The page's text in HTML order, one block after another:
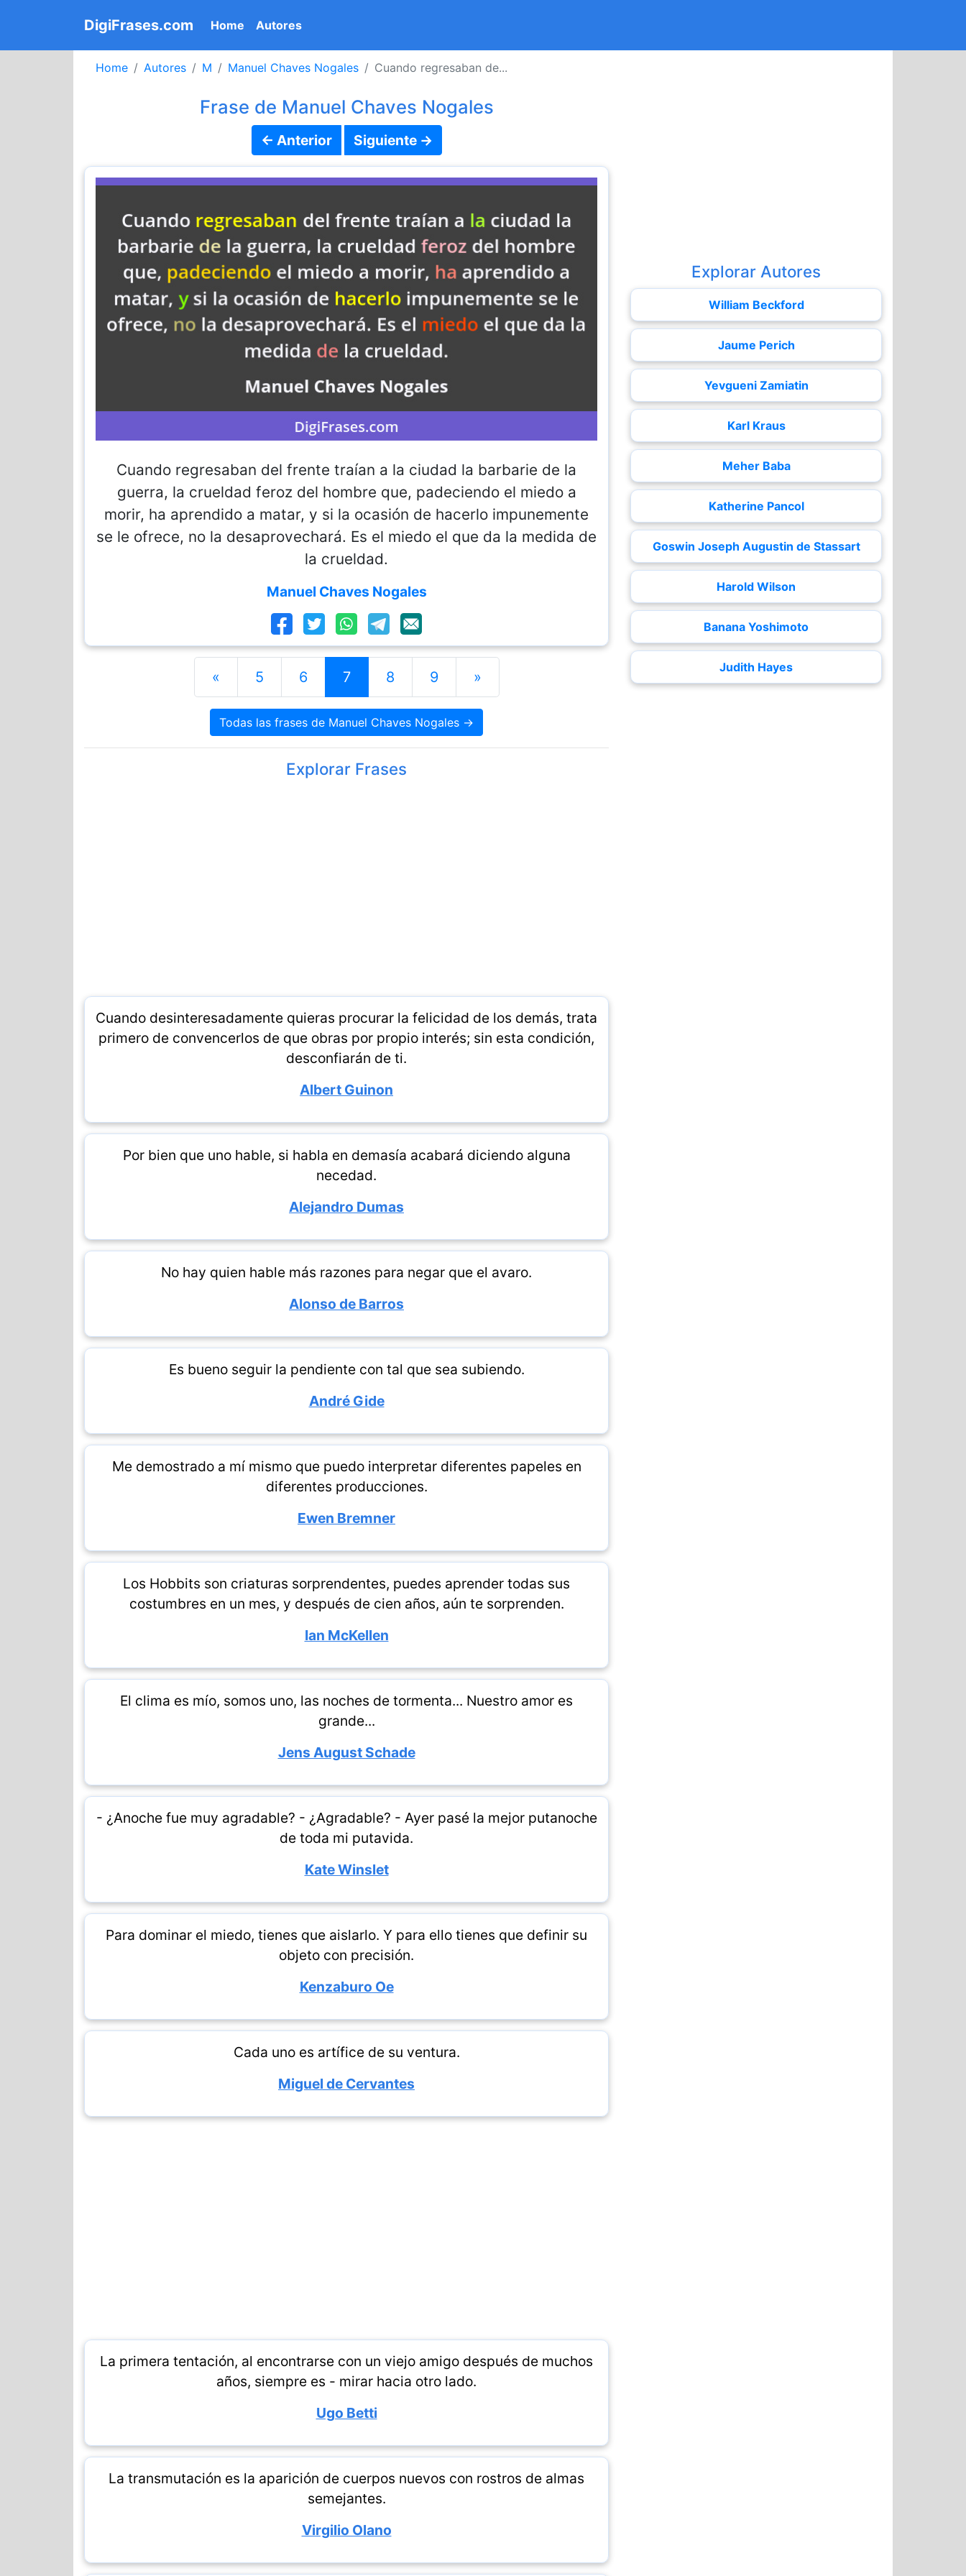
DigiFrases.com Home (current)
Autores
Home Autores M Manuel Chaves Nogales Cuando regresaban de...
Frase de Manuel Chaves Nogales
← Anterior Siguiente →
Cuando regresaban del frente traían a la ciudad la barbarie de la
guerra, la crueldad feroz del hombre que, padeciendo el miedo a
morir, ha aprendido a matar, y si la ocasión de hacerlo impunemente
se le ofrece, no la desaprovechará. Es el miedo el que da la medida de
la crueldad.
Manuel Chaves Nogales
« 5 6 7 8 9 »
Todas las frases de Manuel Chaves Nogales →
Explorar Frases
Cuando desinteresadamente quieras procurar la felicidad de los demás, trata
primero de convencerlos de que obras por propio interés; sin esta condición,
desconfiarán de ti.
Albert Guinon
Por bien que uno hable, si habla en demasía acabará diciendo alguna
necedad.
Alejandro Dumas
No hay quien hable más razones para negar que el avaro.
Alonso de Barros
Es bueno seguir la pendiente con tal que sea subiendo.
André Gide
Me demostrado a mí mismo que puedo interpretar diferentes papeles en
diferentes producciones.
Ewen Bremner
Los Hobbits son criaturas sorprendentes, puedes aprender todas sus
costumbres en un mes, y después de cien años, aún te sorprenden.
Ian McKellen
El clima es mío, somos uno, las noches de tormenta... Nuestro amor es
grande...
Jens August Schade
- ¿Anoche fue muy agradable? - ¿Agradable? - Ayer pasé la mejor putanoche
de toda mi putavida.
Kate Winslet
Para dominar el miedo, tienes que aislarlo. Y para ello tienes que definir su
objeto con precisión.
Kenzaburo Oe
Cada uno es artífice de su ventura.
Miguel de Cervantes
La primera tentación, al encontrarse con un viejo amigo después de muchos
años, siempre es - mirar hacia otro lado.
Ugo Betti
La transmutación es la aparición de cuerpos nuevos con rostros de almas
semejantes.
Virgilio Olano
Explorar Autores
William Beckford
Jaume Perich
Yevgueni Zamiatin
Karl Kraus
Meher Baba
Katherine Pancol
Goswin Joseph Augustin de Stassart
Harold Wilson
Banana Yoshimoto
Judith Hayes